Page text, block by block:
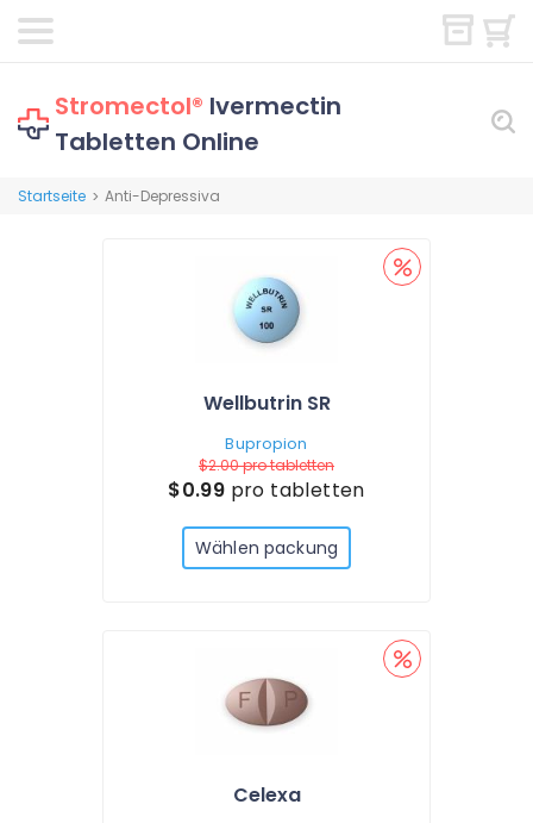
Stromectol® Ivermectin
Tabletten Online
Startseite > Anti-Depressiva
Wellbutrin SR
Bupropion
$2.00pro tabletten
$0.99 pro tabletten
Wählen packung
Celexa